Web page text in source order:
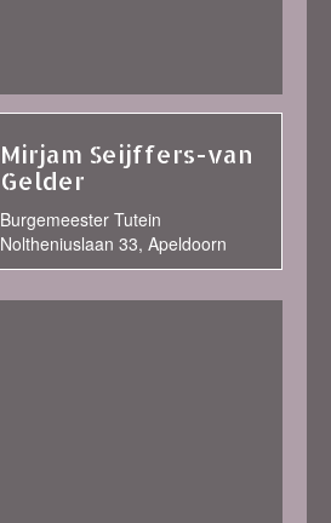
Mirjam Seijffers-van
Gelder
Burgemeester Tutein
Noltheniuslaan 33, Apeldoorn